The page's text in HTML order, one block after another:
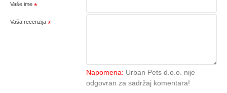
Vaše ime
Vaša recenzija
Napomena: Urban Pets d.o.o. nije
odgovran za sadržaj komentara!